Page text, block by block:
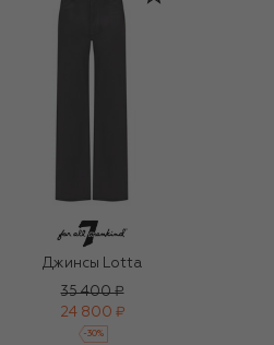
Джинсы Lotta
35 400 ₽
24 800 ₽
-30%